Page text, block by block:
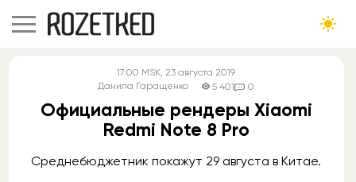
17:00 MSK, 23 августа 2019
Данила Гаращенко
5 401 0
Официальные рендеры Xiaomi
Redmi Note 8 Pro
Среднебюджетник покажут 29 августа в Китае.